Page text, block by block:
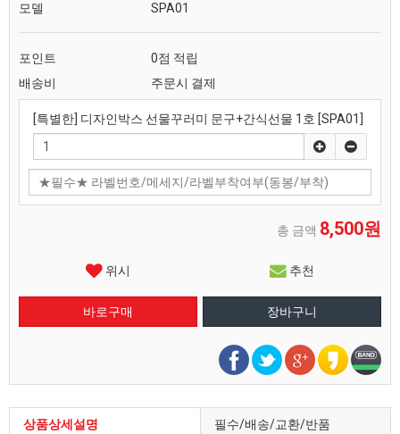
모델 SPA01
포인트
0점 적립
배송비
주문시 결제
[특별한] 디자인박스 선물꾸러미 문구+간식선물 1호 [SPA01]
총 금액 8,500원
위시 추천
상품상세설명 필수/배송/교환/반품